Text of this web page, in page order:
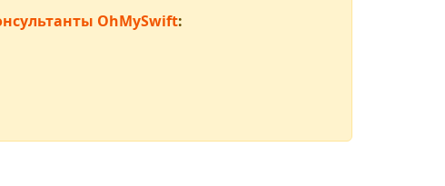
OhMySwift: